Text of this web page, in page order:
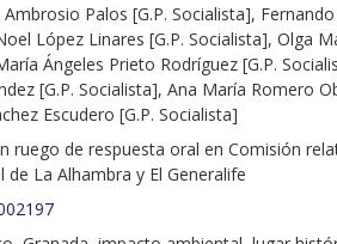
Palos [G.P. Socialista],
López Linares [G.P. Socialista], Olga
Ángeles Prieto Rodríguez [G.P.
[G.P. Socialista], Ana María Romero
Escudero [G.P. Socialista]
ruego de respuesta oral en Comisión
de La Alhambra y El Generalife